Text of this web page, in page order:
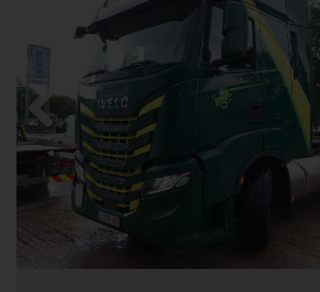
Previous